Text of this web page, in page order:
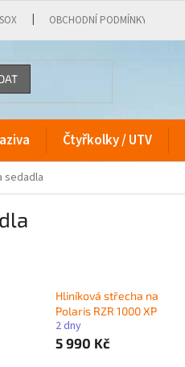
OBCHODNÍ PODMÍNKY
Čtyřkolky / UTV
sedadla
Hliníková střecha na
Polaris RZR 1000 XP
2 dny
5 990 Kč